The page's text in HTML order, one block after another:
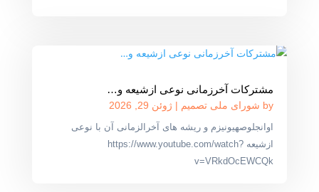
مشترکات آخرزمانی نوعی ازشیعه و…
by شورای ملی تصمیم | ژوئن 29, 2026
اوانجلوصهیونیزم و ریشه های آخرالزمانی آن با نوعی
ازشیعه https://www.youtube.com/watch?
v=VRkdOcEWCQk